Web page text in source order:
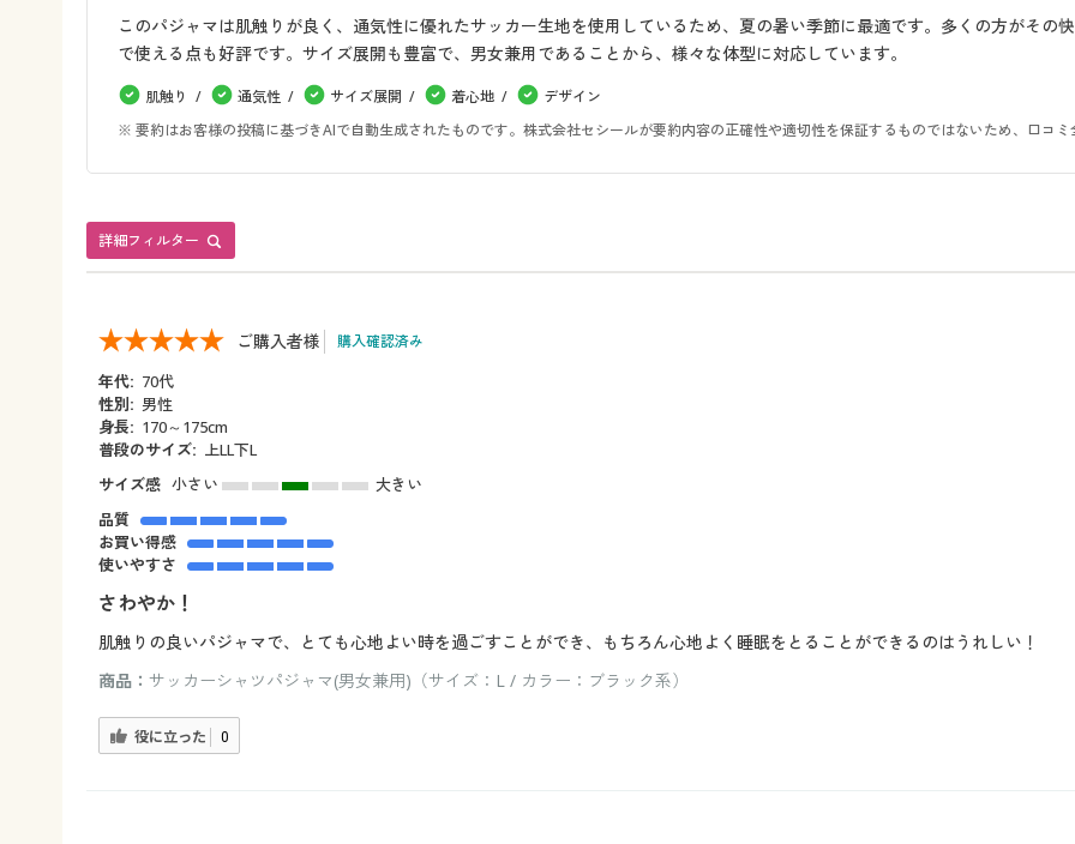
このパジャマは肌触りが良く、通気性に優れたサッカー生地を使用しているため、夏の暑い季節に最適です。多くの方がその
で使える点も好評です。サイズ展開も豊富で、男女兼用であることから、様々な体型に対応しています。
肌触り 通気性 サイズ展開 着心地
デザイン
※ 要約はお客様の投稿に基づきAIで自動生成されたものです。株式会社セシールが要約内容の正確性や適切性を保証するものではないため、口コ
詳細フィルター
ご購入者様 購入確認済み
年代: 70代
性別: 男性
身長: 170～175cm
普段のサイズ: 上LL下L
サイズ感 小さい
大きい
品質
お買い得感
使いやすさ
さわやか！
肌触りの良いパジャマで、とても心地よい時を過ごすことができ、もちろん心地よく睡眠をとることができるのはうれしい！
商品： サッカーシャツパジャマ(男女兼用)（サイズ：L / カラー：ブラック系）
役に立った 0